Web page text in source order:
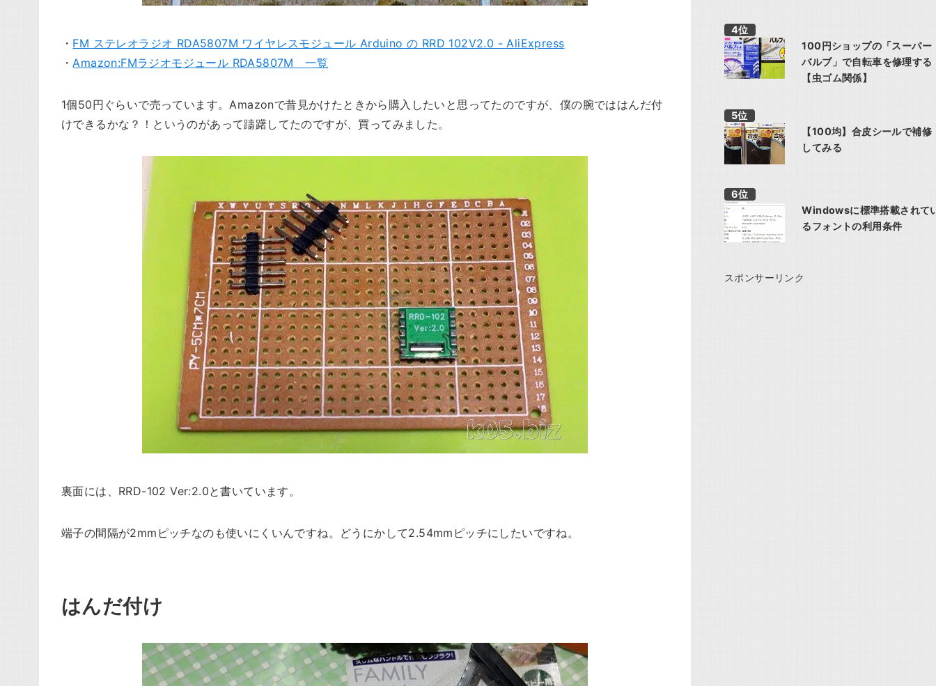
・ FM ステレオラジオ RDA5807M ワイヤレスモジュール Arduino の RRD 102V2.0 - AliExpress
・ Amazon:FMラジオモジュール RDA5807M 一覧
1個50円ぐらいで売っています。Amazonで昔見かけたときから購入したいと思ってたのですが、僕の腕でははんだ付
けできるかな？！というのがあって躊躇してたのですが、買ってみました。
裏面には、RRD-102 Ver:2.0と書いています。
端子の間隔が2mmピッチなのも使いにくいんですね。どうにかして2.54mmピッチにしたいですね。
はんだ付け
100円ショップの「スーパー
バルブ」で自転車を修理する
【虫ゴム関係】
【100均】合皮シールで補修
してみる
Windowsに標準搭載されて
るフォントの利用条件
スポンサーリンク